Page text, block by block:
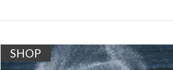
SHOP